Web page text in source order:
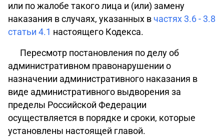
или по жалобе такого лица и (или) замену
наказания в случаях, указанных в частях 3.6 - 3.8
статьи 4.1 настоящего Кодекса.
Пересмотр постановления по делу об
административном правонарушении о
назначении административного наказания в
виде административного выдворения за
пределы Российской Федерации
осуществляется в порядке и сроки, которые
установлены настоящей главой.